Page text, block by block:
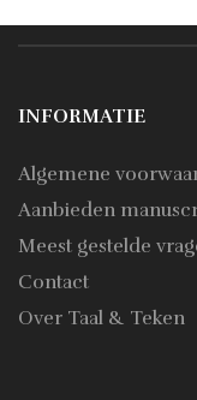
INFORMATIE
Algemene
Aanbieden
Meest gestelde
Contact
Over Taal & Teken